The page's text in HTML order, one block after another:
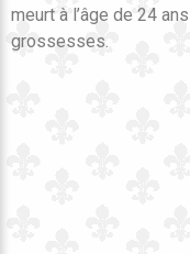
meurt à l’âge de 24
grossesses.